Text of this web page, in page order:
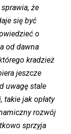
że
się być
o
od dawna
kradzież
jeszcze
uwagę stale
takie jak opłaty
rozwój
sprzyja